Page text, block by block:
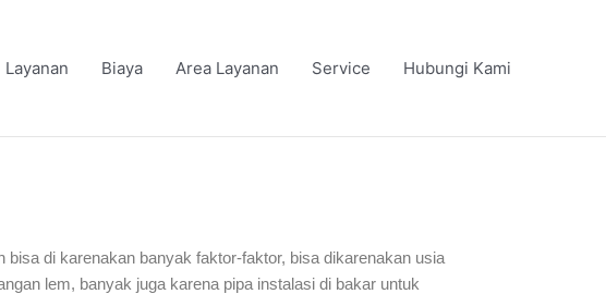
Layanan Biaya Area Layanan Service Hubungi Kami
bisa di karenakan banyak faktor-faktor, bisa dikarenakan usia
lem, banyak juga karena pipa instalasi di bakar untuk